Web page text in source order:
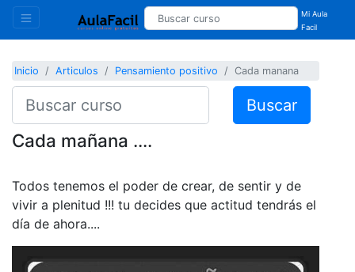
Mi Aula
Facil
Inicio Articulos Pensamiento positivo Cada manana
Buscar
Cada mañana ....
Todos tenemos el poder de crear, de sentir y de
vivir a plenitud !!! tu decides que actitud tendrás el
día de ahora....